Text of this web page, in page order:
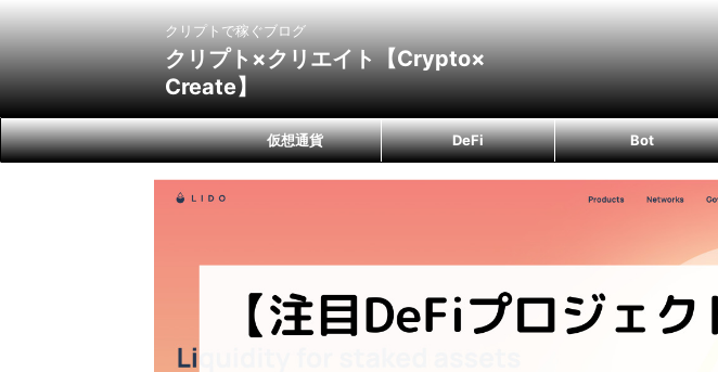
クリプトで稼ぐブログ
クリプト×クリエイト【Crypto×
Create】
仮想通貨 DeFi Bot